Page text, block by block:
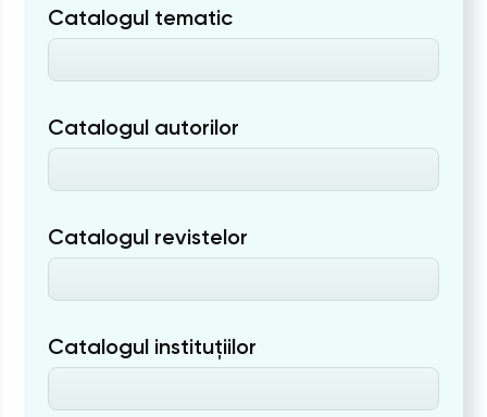
Catalogul tematic
Catalogul autorilor
Catalogul revistelor
Catalogul instituțiilor